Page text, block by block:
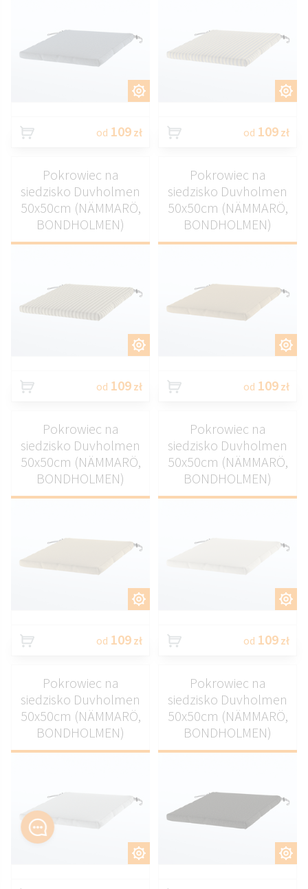
od 109 zł od 109 zł
Pokrowiec na
siedzisko Duvholmen
50x50cm (NÄMMARÖ,
BONDHOLMEN)
od 109 zł
Pokrowiec na
siedzisko Duvholmen
50x50cm (NÄMMARÖ,
BONDHOLMEN)
od 109 zł
Pokrowiec na
siedzisko Duvholmen
50x50cm (NÄMMARÖ,
BONDHOLMEN)
od 109 zł
Pokrowiec na
siedzisko Duvholmen
50x50cm (NÄMMARÖ,
BONDHOLMEN)
od 109 zł
Pokrowiec na
siedzisko Duvholmen
50x50cm (NÄMMARÖ,
BONDHOLMEN)
Pokrowiec na
siedzisko Duvholmen
50x50cm (NÄMMARÖ,
BONDHOLMEN)